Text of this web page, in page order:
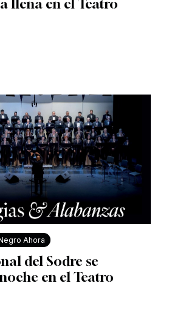
llena en el Teatro
Ahora
del Sodre se
en el Teatro